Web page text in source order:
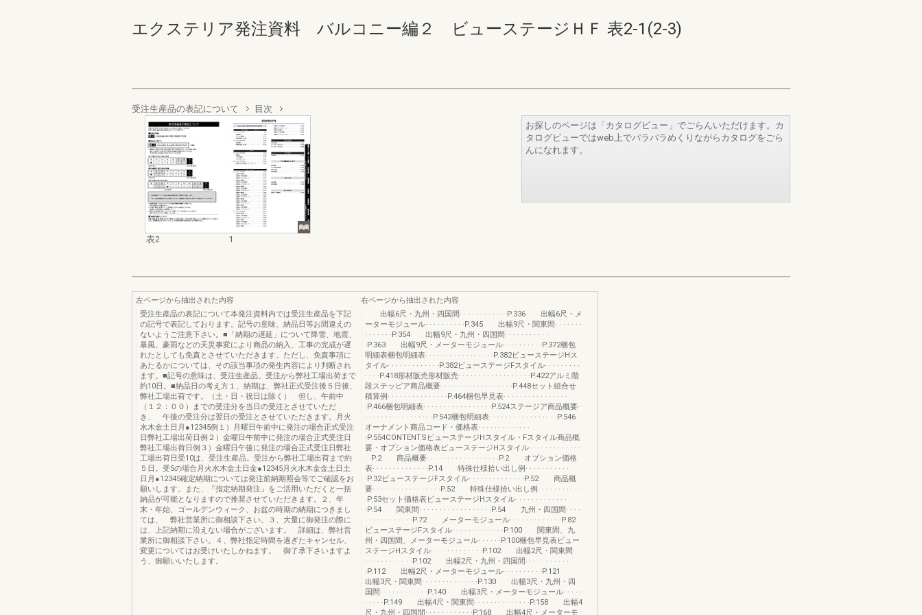
エクステリア発注資料 バルコニー編２ ビューステージＨＦ 表2-1(2-3)
受注生産品の表記について 目次
表2 1
お探しのページは「カタログビュー」でごらんいただけます。カ
タログビューではweb上でパラパラめくりながらカタログをごら
んになれます。
左ページから抽出された内容
受注生産品の表記について本発注資料内では受注生産品を下記
の記号で表記しております。記号の意味、納品日等お間違えの
ないようご注意下さい。■「納期の遅延」について降雪、地震、
暴風、豪雨などの天災事変により商品の納入、工事の完成が遅
れたとしても免責とさせていただきます。ただし、免責事項に
あたるかについては、その該当事項の発生内容により判断され
ます。■記号の意味は、受注生産品。受注から弊社工場出荷まで
約10日。■納品日の考え方１、納期は、弊社正式受注後５日後、
弊社工場出荷です。（土・日・祝日は除く） 但し、午前中
（１２：００）までの受注分を当日の受注とさせていただ
き、 午後の受注分は翌日の受注とさせていただきます。月火
水木金土日月●12345例１）月曜日午前中に発注の場合正式受注
日弊社工場出荷日例２）金曜日午前中に発注の場合正式受注日
弊社工場出荷日例３）金曜日午後に発注の場合正式受注日弊社
工場出荷日受10は、受注生産品。受注から弊社工場出荷まで約
５日。受5の場合月火水木金土日金●12345月火水木金金土日土
日月●12345確定納期については発注前納期照会等でご確認をお
願いします。また、『指定納期発注』をご活用いただくと一括
納品が可能となりますので推奨させていただきます。２、年
末・年始、ゴールデンウィーク、お盆の時期の納期につきまし
ては、 弊社営業所に御相談下さい。３、大量に御発注の際に
は、上記納期に沿えない場合がございます。 詳細は、弊社営
業所に御相談下さい。４、弊社指定時間を過ぎたキャンセル、
変更についてはお受けいたしかねます。 御了承下さいますよ
う、御願いいたします。
右ページから抽出された内容
出幅6尺・九州・四国間· · · · · · · · · · · ·P.336 出幅6尺・メ
ーターモジュール· · · · · · · · · ·P.345 出幅9尺・関東間· · · · · · ·
· · · · · · ·P.354 出幅9尺・九州・四国間· · · · · · · · · · ·
·P.363 出幅9尺・メーターモジュール· · · · · · · · · ·P.372梱包
明細表梱包明細表· · · · · · · · · · · · · · · · ·P.382ビューステージHス
タイル· · · · · · · · · · · · ·P.382ビューステージFスタイル· · · · · · · · ·
· · · ·P.418形材販売形材販売· · · · · · · · · · · · · · · · · ·P.422アルミ階
段ステッピア商品概要· · · · · · · · · · · · · · · · · ·P.448セット組合せ
積算例· · · · · · · · · · · · · · ·P.464梱包早見表· · · · · · · · · · · · · · · ·
·P.466梱包明細表· · · · · · · · · · · · · · · · ·P.524ステージア商品概要·
· · · · · · · · · · · · · · · · ·P.542梱包明細表· · · · · · · · · · · · · · · · ·P.546
オーナメント商品コード・価格表· · · · · · · · · · · · ·
·P.554CONTENTSビューステージHスタイル・Fスタイル商品概
要・オプション価格表ビューステージHスタイル· · · · · · · · · · · · ·
· ·P.2 商品概要· · · · · · · · · · · · · · · · · ·P.2 オプション価格
表· · · · · · · · · · · · · ·P.14 特殊仕様拾い出し例· · · · · · · · · · ·
·P.32ビューステージFスタイル· · · · · · · · · · · · · ·P.52 商品概
要· · · · · · · · · · · · · · · · ·P.52 特殊仕様拾い出し例· · · · · · · · · · ·
·P.53セット価格表ビューステージHスタイル· · · · · · · · · · · · ·
·P.54 関東間· · · · · · · · · · · · · · · · · ·P.54 九州・四国間· · · ·
· · · · · · · · · · · ·P.72 メーターモジュール· · · · · · · · · · · · ·P.82
ビューステージFスタイル· · · · · · · · · · · · ·P.100 関東間、九
州・四国間、メーターモジュール· · · · · ·P.100梱包早見表ビュー
ステージHスタイル· · · · · · · · · · · · ·P.102 出幅2尺・関東間· ·
· · · · · · · · · · · ·P.102 出幅2尺・九州・四国間· · · · · · · · · · ·
·P.112 出幅2尺・メーターモジュール· · · · · · · · · ·P.121
出幅3尺・関東間· · · · · · · · · · · · · ·P.130 出幅3尺・九州・四
国間· · · · · · · · · · · ·P.140 出幅3尺・メーターモジュール· · · · ·
· · · · ·P.149 出幅4尺・関東間· · · · · · · · · · · · · ·P.158 出幅4
尺・九州・四国間· · · · · · · · · · · ·P.168 出幅4尺・メーターモ